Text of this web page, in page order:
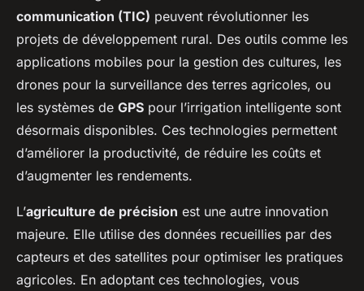
communication (TIC) peuvent révolutionner les
projets de développement rural. Des outils comme les
applications mobiles pour la gestion des cultures, les
drones pour la surveillance des terres agricoles, ou
les systèmes de GPS pour l’irrigation intelligente sont
désormais disponibles. Ces technologies permettent
d’améliorer la productivité, de réduire les coûts et
d’augmenter les rendements.
L’agriculture de précision est une autre innovation
majeure. Elle utilise des données recueillies par des
capteurs et des satellites pour optimiser les pratiques
agricoles. En adoptant ces technologies, vous